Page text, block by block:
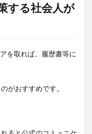
する社会人が
を取れば、履歴書等に
がおすすめです。